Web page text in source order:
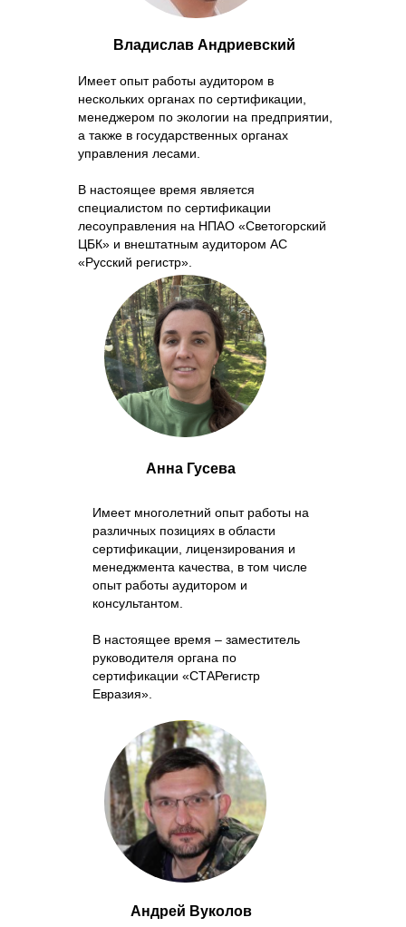
Владислав Андриевский
Имеет опыт работы аудитором в
нескольких органах по сертификации,
менеджером по экологии на предприятии,
а также в государственных органах
управления лесами.
В настоящее время является
специалистом по сертификации
лесоуправления на НПАО «Светогорский
ЦБК» и внештатным аудитором АС
«Русский регистр».
Анна Гусева
Имеет многолетний опыт работы на
различных позициях в области
сертификации, лицензирования и
менеджмента качества, в том числе
опыт работы аудитором и
консультантом.
В настоящее время – заместитель
руководителя органа по
сертификации «СТАРегистр
Евразия».
Андрей Вуколов